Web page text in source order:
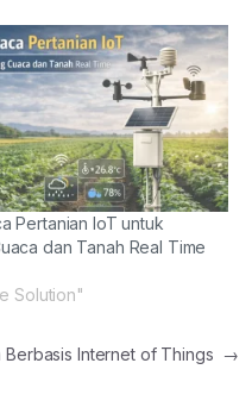
Pertanian IoT untuk
dan Tanah Real Time
Solution"
Internet of Things →